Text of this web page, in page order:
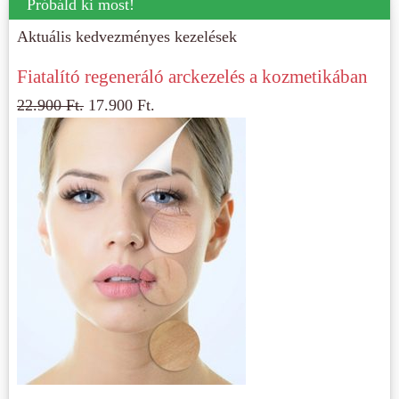
Próbáld ki most!
Aktuális kedvezményes kezelések
Fiatalító regeneráló arckezelés a kozmetikában
22.900Ft. 17.900Ft.